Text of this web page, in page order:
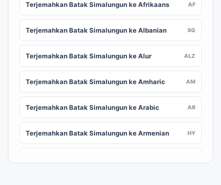
Terjemahkan Batak Simalungun ke Afrikaans AF
Terjemahkan Batak Simalungun ke Albanian SQ
Terjemahkan Batak Simalungun ke Alur ALZ
Terjemahkan Batak Simalungun ke Amharic AM
Terjemahkan Batak Simalungun ke Arabic AR
Terjemahkan Batak Simalungun ke Armenian HY